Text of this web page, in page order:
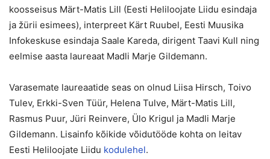
koosseisus Märt-Matis Lill (Eesti Heliloojate Liidu esindaja
ja žürii esimees), interpreet Kärt Ruubel, Eesti Muusika
Infokeskuse esindaja Saale Kareda, dirigent Taavi Kull ning
eelmise aasta laureaat Madli Marje Gildemann.
Varasemate laureaatide seas on olnud Liisa Hirsch, Toivo
Tulev, Erkki-Sven Tüür, Helena Tulve, Märt-Matis Lill,
Rasmus Puur, Jüri Reinvere, Ülo Krigul ja Madli Marje
Gildemann. Lisainfo kõikide võidutööde kohta on leitav
Eesti Heliloojate Liidu kodulehel.